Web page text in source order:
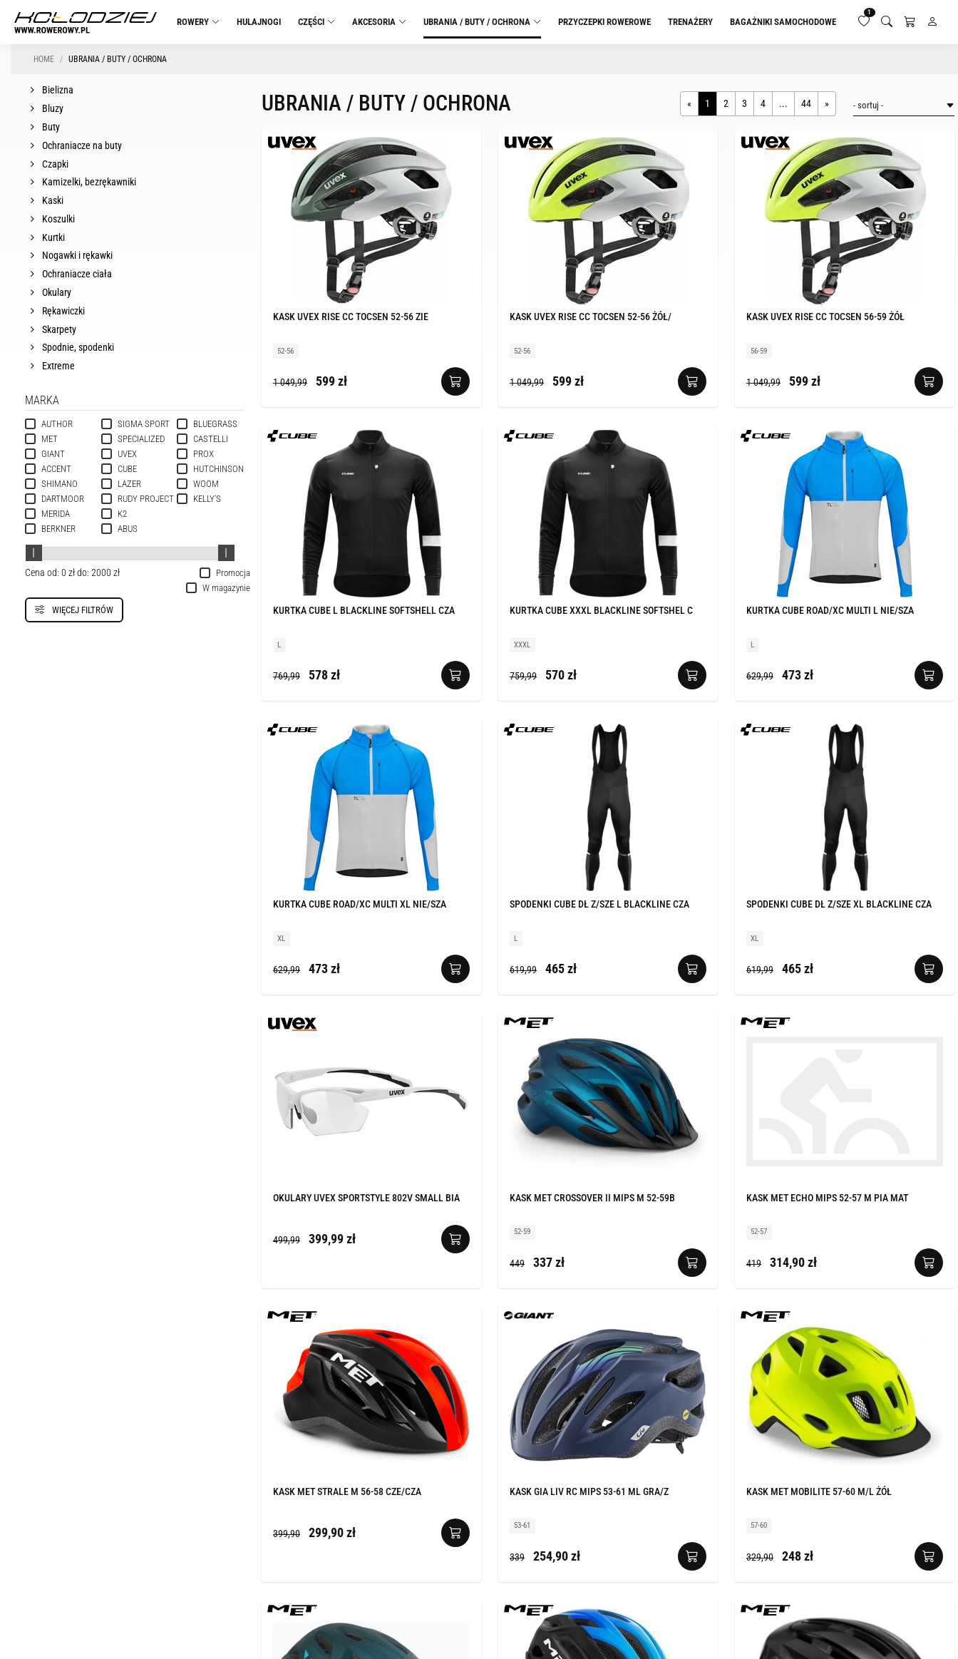
ROWERY HULAJNOGI CZĘŚCI AKCESORIA UBRANIA / BUTY / OCHRONA PRZYCZEPKI ROWEROWE TRENAŻERY BAGAŻNIKI SAMOCHODOWE
1
HOME UBRANIA / BUTY / OCHRONA
Bielizna
Bluzy
Buty
Ochraniacze na buty
Czapki
Kamizelki, bezrękawniki
Kaski
Koszulki
Kurtki
Nogawki i rękawki
Ochraniacze ciała
Okulary
Rękawiczki
Skarpety
Spodnie, spodenki
Extreme
MARKA
AUTHOR
MET
GIANT
ACCENT
SHIMANO
DARTMOOR
MERIDA
BERKNER
SIGMA SPORT
SPECIALIZED
UVEX
CUBE
LAZER
RUDY PROJECT
K2
ABUS
BLUEGRASS
CASTELLI
PROX
HUTCHINSON
WOOM
KELLY'S
Promocja
Cena od: 0 złdo: 2000 zł
W magazynie
WIĘCEJ FILTRÓW
UBRANIA / BUTY / OCHRONA « 1 2 3 4 ... 44 »
KASK UVEX RISE CC TOCSEN 52-56 ZIE
52-56
1 049,99 599 zł
KASK UVEX RISE CC TOCSEN 52-56 ŻÓŁ/
52-56
1 049,99 599 zł
KASK UVEX RISE CC TOCSEN 56-59 ŻÓŁ
56-59
1 049,99 599 zł
KURTKA CUBE L BLACKLINE SOFTSHELL CZA
L
769,99 578 zł
KURTKA CUBE XXXL BLACKLINE SOFTSHEL C
XXXL
759,99 570 zł
KURTKA CUBE ROAD/XC MULTI L NIE/SZA
L
629,99 473 zł
KURTKA CUBE ROAD/XC MULTI XL NIE/SZA
XL
629,99 473 zł
SPODENKI CUBE DŁ Z/SZE L BLACKLINE CZA
L
619,99 465 zł
SPODENKI CUBE DŁ Z/SZE XL BLACKLINE CZA
XL
619,99 465 zł
OKULARY UVEX SPORTSTYLE 802V SMALL BIA
499,99 399,99 zł
KASK MET CROSSOVER II MIPS M 52-59B
52-59
449 337 zł
KASK MET ECHO MIPS 52-57 M PIA MAT
52-57
419 314,90 zł
KASK MET STRALE M 56-58 CZE/CZA
399,90 299,90 zł
KASK GIA LIV RC MIPS 53-61 ML GRA/Z
53-61
339 254,90 zł
KASK MET MOBILITE 57-60 M/L ŻÓŁ
57-60
329,90 248 zł